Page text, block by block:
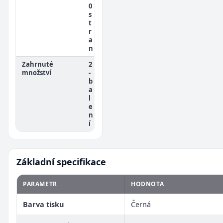
0
s
t
r
a
n
Zahrnuté
množství
2
-
b
a
l
e
n
í
Základní specifikace
PARAMETR HODNOTA
Barva tisku Černá